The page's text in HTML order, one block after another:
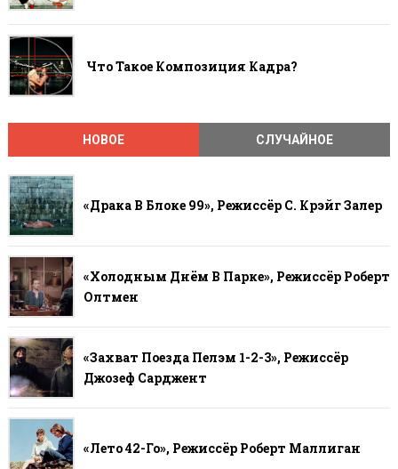
Что Такое Композиция Кадра?
НОВОЕ СЛУЧАЙНОЕ
«Драка В Блоке 99», Режиссёр С. Крэйг Залер
«Холодным Днём В Парке», Режиссёр Роберт
Олтмен
«Захват Поезда Пелэм 1-2-3», Режиссёр
Джозеф Сарджент
«Лето 42-Го», Режиссёр Роберт Маллиган